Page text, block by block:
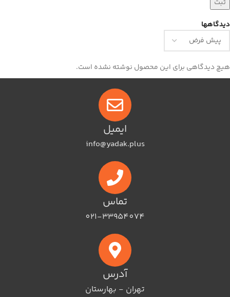
دیدگاهها
هیچ دیدگاهی برای این محصول نوشته نشده است.
ایمیل
info@yadak.plus
تماس
021-33954074
آدرس
تهران - بهارستان